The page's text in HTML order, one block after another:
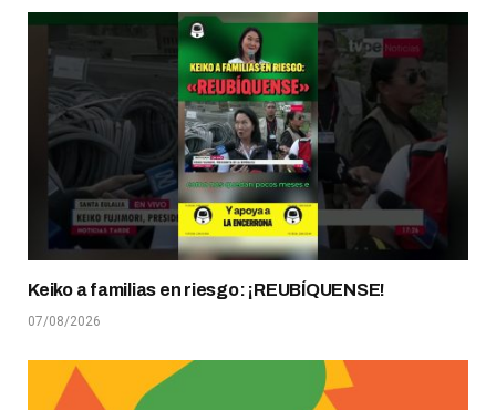
Keiko a familias en riesgo: ¡REUBÍQUENSE!
07/08/2026